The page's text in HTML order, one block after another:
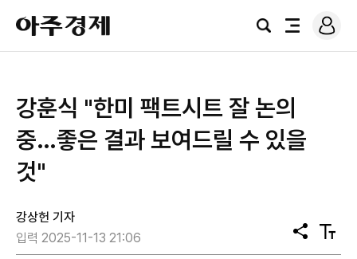
아
주
경
검
전
로
그
강훈식 "한미 팩트시트 잘 논의
중…좋은 결과 보여드릴 수 있을
것"
강상헌 기자
입력 2025-11-13 21:06
공
유
텍
스